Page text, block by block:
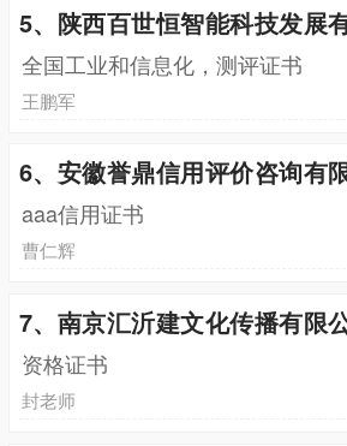
5、陕西百世恒智能科技发展
全国工业和信息化，测评证书
王鹏军
6、安徽誉鼎信用评价咨询有
aaa信用证书
曹仁辉
7、南京汇沂建文化传播有限
资格证书
封老师